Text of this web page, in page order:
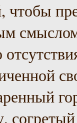
чтобы
согретый